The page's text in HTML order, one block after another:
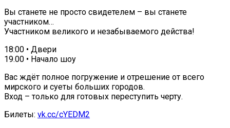
Вы станете не просто свидетелем – вы станете
участником…
Участником великого и незабываемого действа!
18:00 • Двери
19.00 • Начало шоу
Вас ждёт полное погружение и отрешение от всего
мирского и суеты больших городов.
Вход – только для готовых переступить черту.
Билеты: vk.cc/cYEDM2